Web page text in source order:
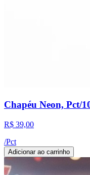
Chapéu Neon, Pct/
R$ 39,00
/Pct
Adicionar ao carrinho